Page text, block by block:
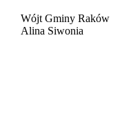
Wójt Gminy Raków
Alina Siwonia